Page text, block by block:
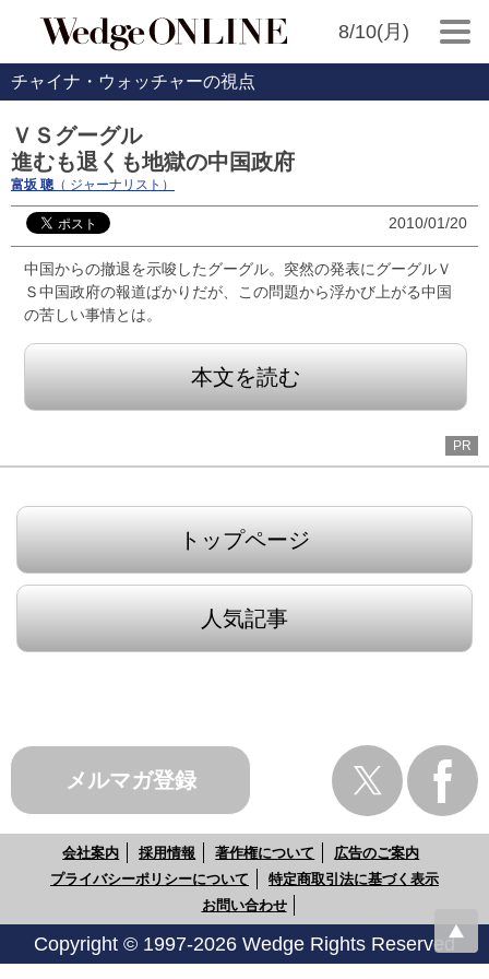
8/10(月)
チャイナ・ウォッチャーの視点
ＶＳグーグル
進むも退くも地獄の中国政府
富坂 聰（ ジャーナリスト）
2010/01/20
中国からの撤退を示唆したグーグル。突然の発表にグーグルＶ
Ｓ中国政府の報道ばかりだが、この問題から浮かび上がる中国
の苦しい事情とは。
本文を読む
PR
トップページ
人気記事
メルマガ登録
会社案内 採用情報 著作権について
広告のご案内
プライバシーポリシーについて
特定商取引法に基づく表示
お問い合わせ
Copyright © 1997-2026 Wedge Rights Reserved